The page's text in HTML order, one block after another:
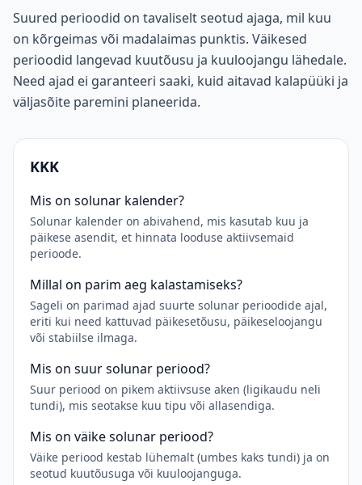
Suured perioodid on tavaliselt seotud ajaga, mil kuu
on kõrgeimas või madalaimas punktis. Väikesed
perioodid langevad kuutõusu ja kuuloojangu lähedale.
Need ajad ei garanteeri saaki, kuid aitavad kalapüüki ja
väljasõite paremini planeerida.
KKK
Mis on solunar kalender?
Solunar kalender on abivahend, mis kasutab kuu ja
päikese asendit, et hinnata looduse aktiivsemaid
perioode.
Millal on parim aeg kalastamiseks?
Sageli on parimad ajad suurte solunar perioodide ajal,
eriti kui need kattuvad päikesetõusu, päikeseloojangu
või stabiilse ilmaga.
Mis on suur solunar periood?
Suur periood on pikem aktiivsuse aken (ligikaudu neli
tundi), mis seotakse kuu tipu või allasendiga.
Mis on väike solunar periood?
Väike periood kestab lühemalt (umbes kaks tundi) ja on
seotud kuutõusuga või kuuloojanguga.